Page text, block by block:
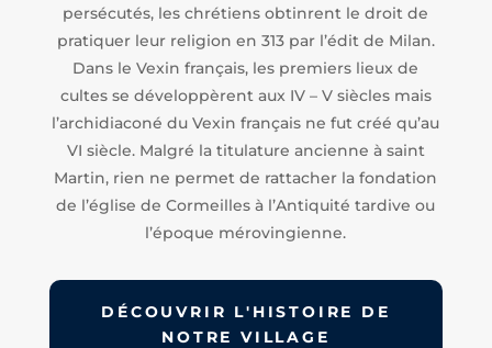
persécutés, les chrétiens obtinrent le droit de
pratiquer leur religion en 313 par l’édit de Milan.
Dans le Vexin français, les premiers lieux de
cultes se développèrent aux IV – V siècles mais
l’archidiaconé du Vexin français ne fut créé qu’au
VI siècle. Malgré la titulature ancienne à saint
Martin, rien ne permet de rattacher la fondation
de l’église de Cormeilles à l’Antiquité tardive ou
l’époque mérovingienne.
DÉCOUVRIR L'HISTOIRE DE
NOTRE VILLAGE